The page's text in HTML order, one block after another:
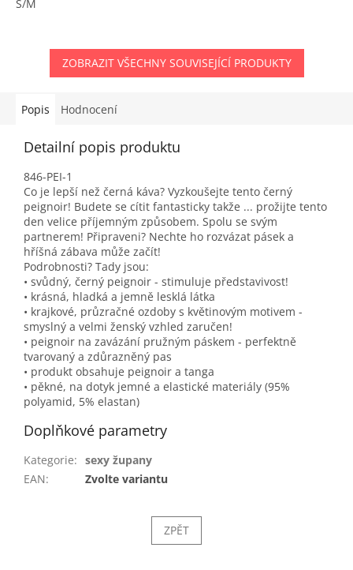
S/M
ZOBRAZIT VŠECHNY SOUVISEJÍCÍ PRODUKTY
Popis Hodnocení
Detailní popis produktu
846-PEI-1
Co je lepší než černá káva? Vyzkoušejte tento černý
peignoir! Budete se cítit fantasticky takže ... prožijte tento
den velice příjemným způsobem. Spolu se svým
partnerem! Připraveni? Nechte ho rozvázat pásek a
hříšná zábava může začít!
Podrobnosti? Tady jsou:
• svůdný, černý peignoir - stimuluje představivost!
• krásná, hladká a jemně lesklá látka
• krajkové, průzračné ozdoby s květinovým motivem -
smyslný a velmi ženský vzhled zaručen!
• peignoir na zavázání pružným páskem - perfektně
tvarovaný a zdůrazněný pas
• produkt obsahuje peignoir a tanga
• pěkné, na dotyk jemné a elastické materiály (95%
polyamid, 5% elastan)
Doplňkové parametry
Kategorie: sexy župany
EAN: Zvolte variantu
ZPĚT